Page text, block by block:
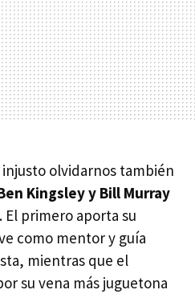
olvidarnos también
Kingsley y Bill Murray
El primero aporta su
como mentor y guía
mientras que el
su vena más juguetona